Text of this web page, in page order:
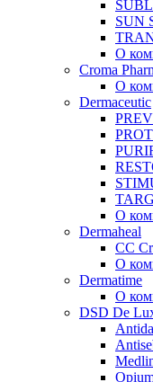
SUN
О
Croma
О
Dermaceutic
О
Dermaheal
CC
О
Dermatime
О
DSD De